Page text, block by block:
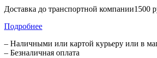
Доставка до транспортной компании1500
Подробнее
– Наличными или картой курьеру или в
– Безналичная оплата